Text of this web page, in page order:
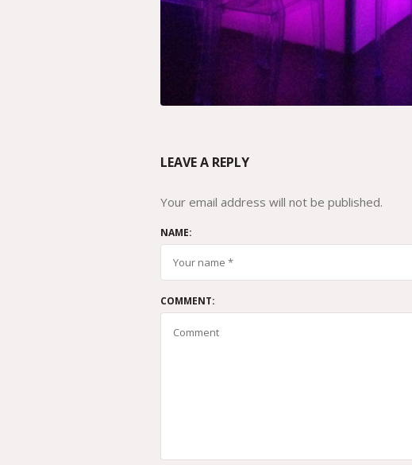
LEAVE A REPLY
Your email address will not be published.
NAME:
COMMENT: